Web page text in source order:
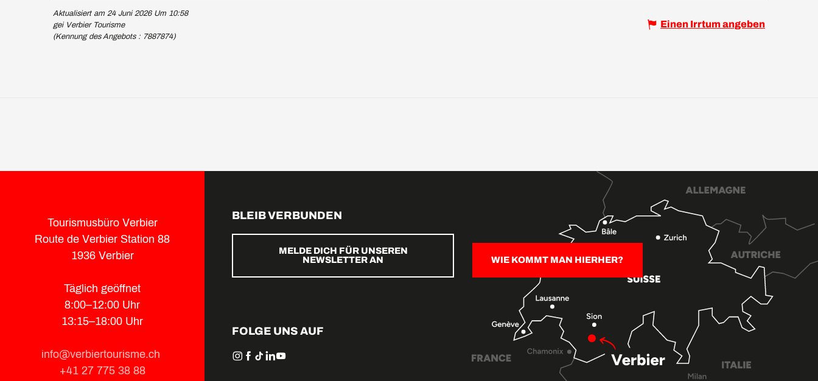
Aktualisiert am 24 Juni 2026 Um 10:58
gei Verbier Tourisme
(Kennung des Angebots : 7887874)
Einen Irrtum angeben
Tourismusbüro Verbier
Route de Verbier Station 88
1936 Verbier
Täglich geöffnet
8:00–12:00 Uhr
13:15–18:00 Uhr
info@verbiertourisme.ch
+41 27 775 38 88
BLEIB VERBUNDEN
MELDE DICH FÜR UNSEREN
NEWSLETTER AN
WIE KOMMT MAN HIERHER?
FOLGE UNS AUF